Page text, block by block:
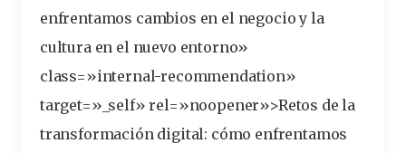
enfrentamos cambios en el negocioy la
culturaen el nuevo entorno»
class=»internal-recommendation»
target=»_self» rel=»noopener»>Retos de la
transformación digital: cómo enfrentamos